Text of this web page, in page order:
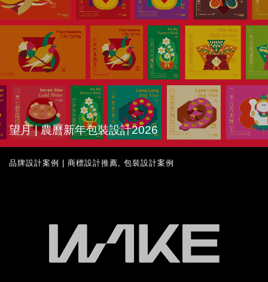
望月 | 農曆新年包裝設計2026
品牌設計案例 | 商標設計推薦 包裝設計案例